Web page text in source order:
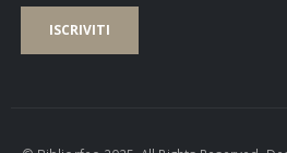
ISCRIVITI